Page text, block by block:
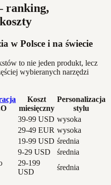
ranking,
w Polsce i na świecie
to nie jeden produkt, lecz
wybieranych narzędzi
Koszt
miesięczny
Personalizacja
stylu
39-99 USD wysoka
29-49 EUR wysoka
19-99 USD średnia
9-29 USD
średnia
29-199
USD
średnia